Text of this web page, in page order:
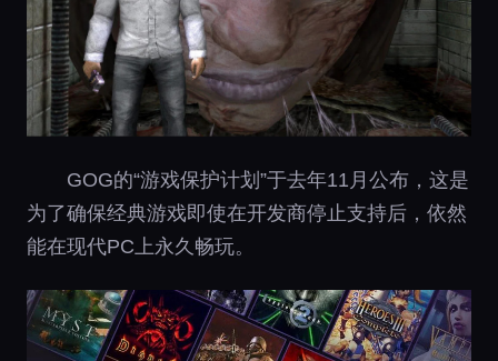
GOG的“游戏保护计划”于去年11月公布，这是
为了确保经典游戏即使在开发商停止支持后，依然
能在现代PC上永久畅玩。